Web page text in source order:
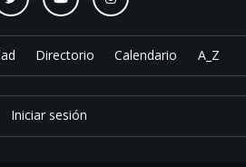
Directorio Calendario A_Z
Iniciar sesión